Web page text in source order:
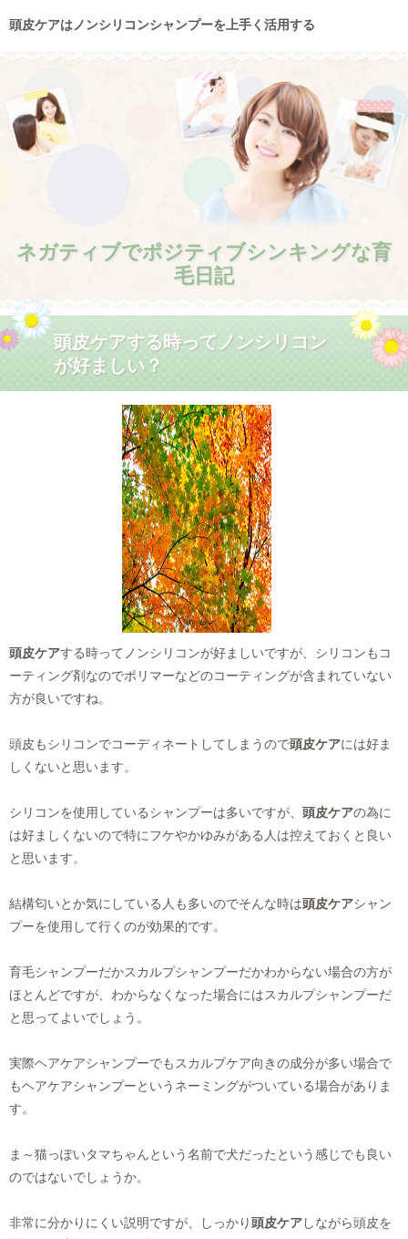
頭皮ケアはノンシリコンシャンプーを上手く活用する
ネガティブでポジティブシンキングな育
毛日記
頭皮ケアする時ってノンシリコン
が好ましい？
頭皮ケアする時ってノンシリコンが好ましいですが、シリコンもコ
ーティング剤なのでポリマーなどのコーティングが含まれていない
方が良いですね。
頭皮もシリコンでコーディネートしてしまうので頭皮ケアには好ま
しくないと思います。
シリコンを使用しているシャンプーは多いですが、 頭皮ケアの為に
は好ましくないので特にフケやかゆみがある人は控えておくと良い
と思います。
結構匂いとか気にしている人も多いのでそんな時は頭皮ケアシャン
プーを使用して行くのが効果的です。
育毛シャンプーだかスカルプシャンプーだかわからない場合の方が
ほとんどですが、わからなくなった場合にはスカルプシャンプーだ
と思ってよいでしょう。
実際ヘアケアシャンプーでもスカルプケア向きの成分が多い場合で
もヘアケアシャンプーというネーミングがついている場合がありま
す。
ま～猫っぽいタマちゃんという名前で犬だったという感じでも良い
のではないでしょうか。
非常に分かりにくい説明ですが、しっかり頭皮ケアしながら頭皮を